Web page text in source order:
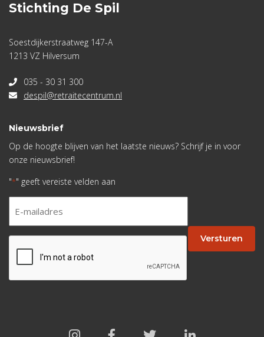
Stichting De Spil
Soestdijkerstraatweg 147-A
1213 VZ Hilversum
035 - 30 31 300
despil@retraitecentrum.nl
Nieuwsbrief
Op de hoogte blijven van het laatste nieuws? Schrijf je in voor
onze nieuwsbrief!
"*" geeft vereiste velden aan
* Versturen